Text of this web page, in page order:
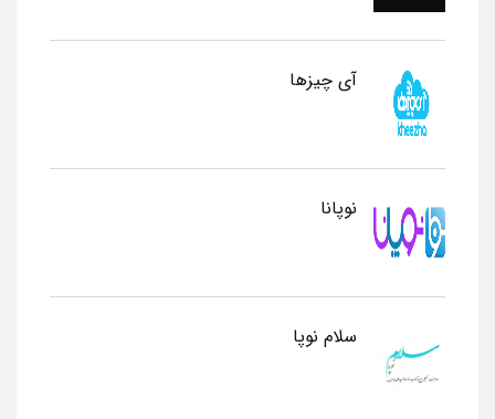
آی چیزها
نوپانا
سلام نوپا